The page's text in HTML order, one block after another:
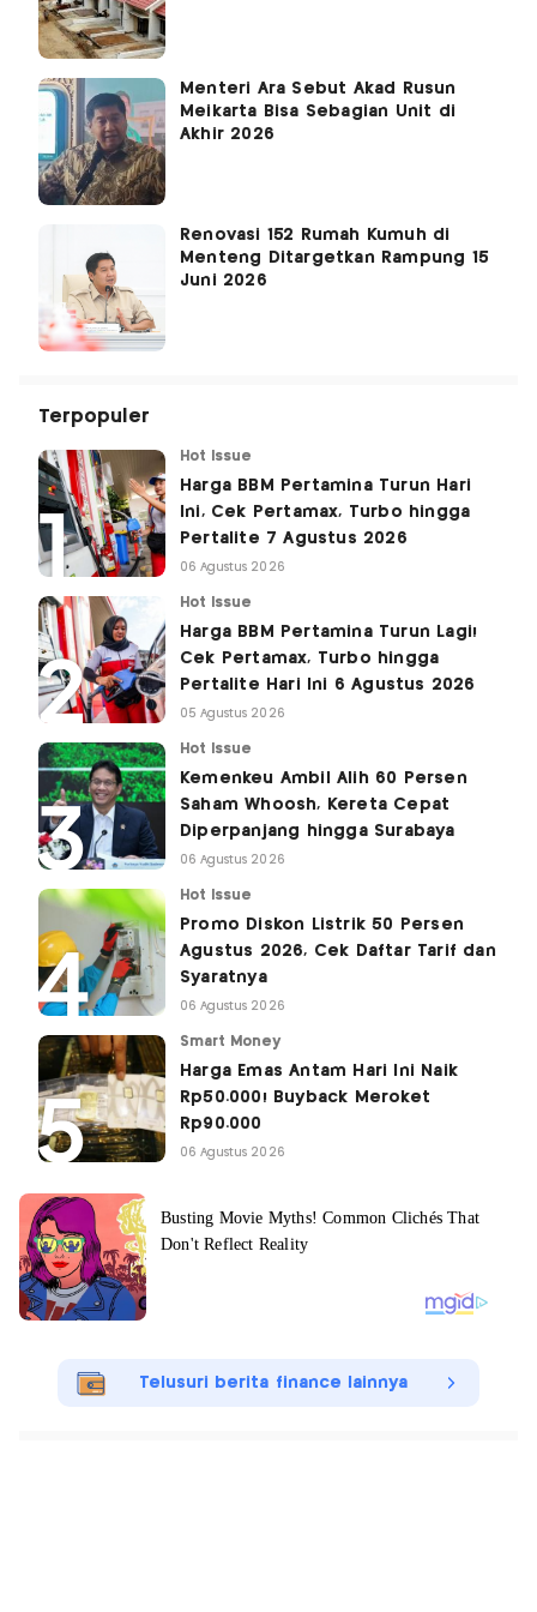
Menteri Ara Sebut Akad Rusun
Meikarta Bisa Sebagian Unit di
Akhir 2026
Renovasi 152 Rumah Kumuh di
Menteng Ditargetkan Rampung 15
Juni 2026
Terpopuler
Hot Issue
Harga BBM Pertamina Turun Hari
Ini, Cek Pertamax, Turbo hingga
Pertalite 7 Agustus 2026
06 Agustus 2026
Hot Issue
Harga BBM Pertamina Turun Lagi!
Cek Pertamax, Turbo hingga
Pertalite Hari Ini 6 Agustus 2026
05 Agustus 2026
Hot Issue
Kemenkeu Ambil Alih 60 Persen
Saham Whoosh, Kereta Cepat
Diperpanjang hingga Surabaya
06 Agustus 2026
Hot Issue
Promo Diskon Listrik 50 Persen
Agustus 2026, Cek Daftar Tarif dan
Syaratnya
06 Agustus 2026
Smart Money
Harga Emas Antam Hari Ini Naik
Rp50.000! Buyback Meroket
Rp90.000
06 Agustus 2026
Telusuri berita finance lainnya